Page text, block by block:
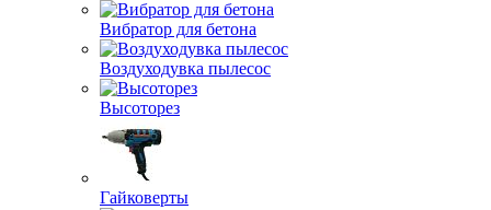
Вибратор для бетона
Воздуходувка пылесос
Высоторез
Гайковерты